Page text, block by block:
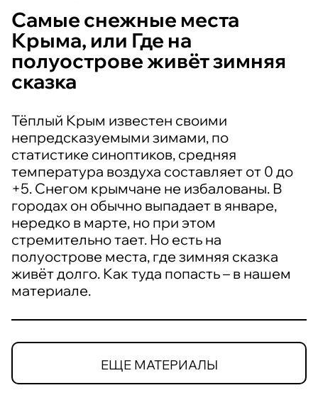
Самые снежные места
Крыма, или Где на
полуострове живёт зимняя
сказка
Тёплый Крым известен своими
непредсказуемыми зимами, по
статистике синоптиков, средняя
температура воздуха составляет от 0 до
+5. Снегом крымчане не избалованы. В
городах он обычно выпадает в январе,
нередко в марте, но при этом
стремительно тает. Но есть на
полуострове места, где зимняя сказка
живёт долго. Как туда попасть – в нашем
материале.
ЕЩЕ МАТЕРИАЛЫ